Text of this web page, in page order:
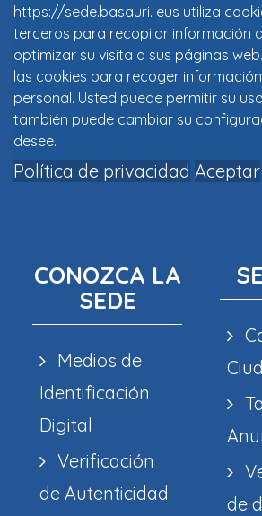
https://sede.basauri. eus utiliza
terceros para recopilar información
optimizar su visita a sus páginas
las cookies para recoger
personal. Usted puede permitir su
también puede cambiar su
desee.
Política de privacidad Aceptar
CONOZCA LA
SEDE
Medios de
Identificación
Digital
Verificación
de Autenticidad
de